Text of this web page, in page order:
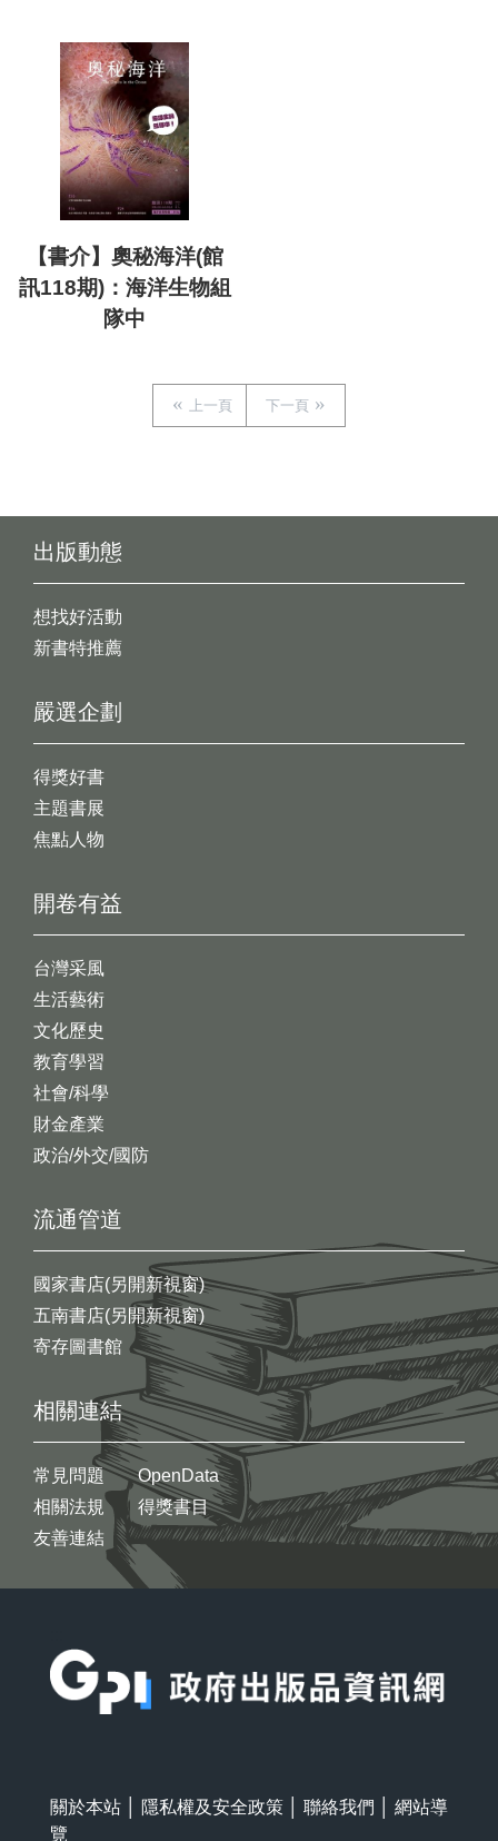
【書介】奧秘海洋(館
訊118期)：海洋生物組
隊中
上一頁 下一頁
出版動態
想找好活動
新書特推薦
開卷有益
台灣采風
生活藝術
文化歷史
教育學習
社會/科學
財金產業
政治/外交/國防
嚴選企劃
得獎好書
主題書展
焦點人物
流通管道
國家書店(另開新視窗)
五南書店(另開新視窗)
寄存圖書館
相關連結
常見問題
相關法規
友善連結
OpenData
得獎書目
關於本站 隱私權及安全政策 聯絡我們
網站導
覽